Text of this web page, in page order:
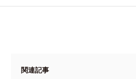
関連記事